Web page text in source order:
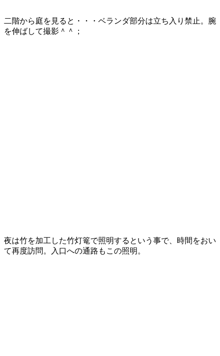
二階から庭を見ると・・・ベランダ部分は立ち入り禁止。腕
を伸ばして撮影＾＾；
夜は竹を加工した竹灯篭で照明するという事で、時間をおい
て再度訪問。入口への通路もこの照明。